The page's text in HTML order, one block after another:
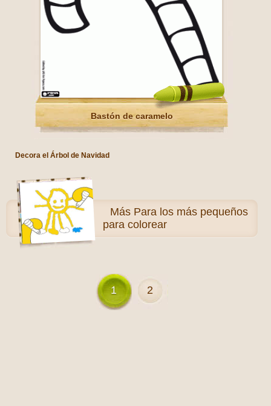
Bastón de caramelo
Decora el Árbol de Navidad
Más Para los más pequeños
para colorear
1 2